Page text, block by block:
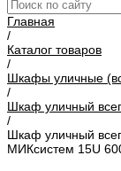
Главная
/
Каталог товаров
/
Шкафы уличные
/
Шкаф уличный
/
Шкаф уличный
МИКсистем 15U